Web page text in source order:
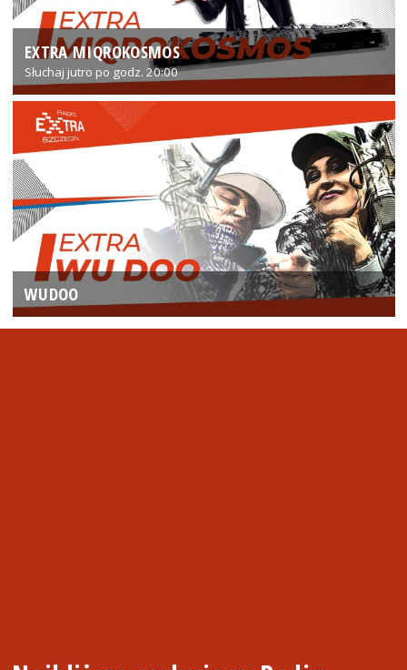
EXTRA MIQROKOSMOS
Słuchaj jutro po godz. 20:00
WUDOO